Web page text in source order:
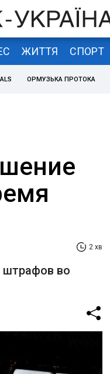
ЖИТТЯ СПОРТ
ОРМУЗЬКА ПРОТОКА
2 хв
штрафов во